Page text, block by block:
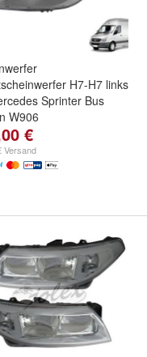
H7-H7 links
Sprinter Bus
W906
€
Versand